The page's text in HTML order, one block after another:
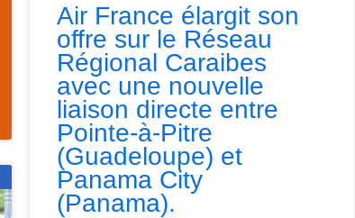
Air France élargit son
offre sur le Réseau
Régional Caraibes
avec une nouvelle
liaison directe entre
Pointe-à-Pitre
(Guadeloupe) et
Panama City
(Panama).